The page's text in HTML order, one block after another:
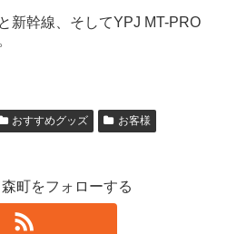
新幹線、そしてYPJ MT-PRO
おすすめグッズ
お客様
町をフォローする